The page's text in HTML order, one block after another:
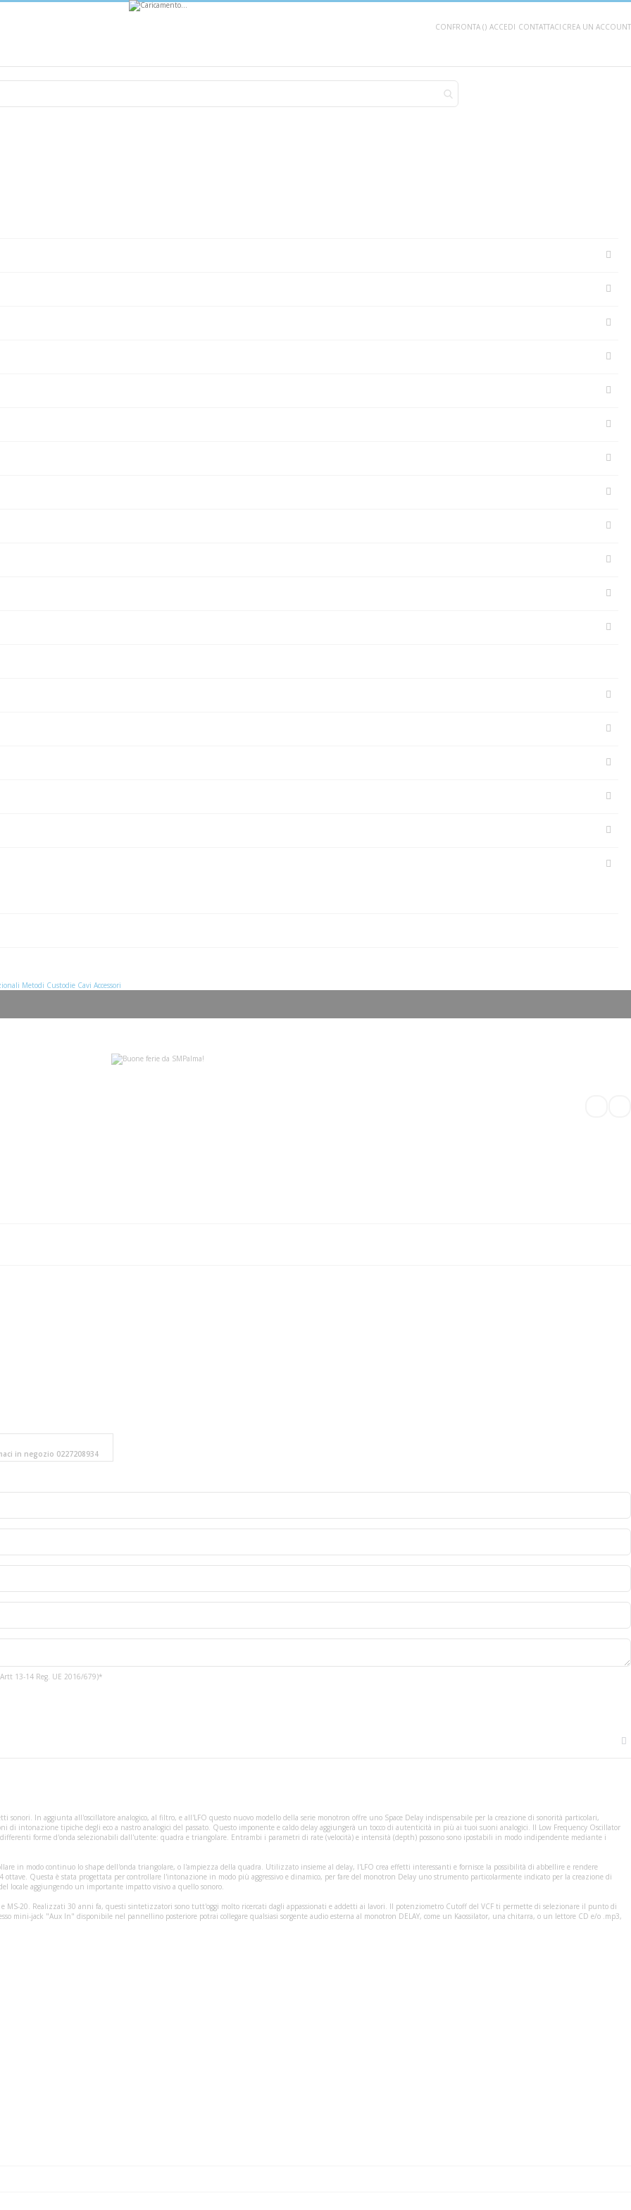
CONFRONTA () ACCEDI CONTATTACI CREA UN ACCOUNT
Metodi Custodie Cavi Accessori
in negozio 0227208934
13-14 Reg. UE 2016/679)*
In aggiunta all'oscillatore analogico, al filtro, e all'LFO questo nuovo modello della serie monotron offre uno Space Delay indispensabile per la creazione di sonorità particolari,
intonazione tipiche degli eco a nastro analogici del passato. Questo imponente e caldo delay aggiungerà un tocco di autenticità in più ai tuoi suoni analogici. Il Low Frequency Oscillator
forme d'onda selezionabili dall'utente: quadra e triangolare. Entrambi i parametri di rate (velocità) e intensità (depth) possono sono ipostabili in modo indipendente mediante i
in modo continuo lo shape dell'onda triangolare, o l'ampiezza della quadra. Utilizzato insieme al delay, l'LFO crea effetti interessanti e fornisce la possibilità di abbellire e rendere
Questa è stata progettata per controllare l'intonazione in modo più aggressivo e dinamico, per fare del monotron Delay uno strumento particolarmente indicato per la creazione di
locale aggiungendo un importante impatto visivo a quello sonoro.
e MS-20. Realizzati 30 anni fa, questi sintetizzatori sono tutt'oggi molto ricercati dagli appassionati e addetti ai lavori. Il potenziometro Cutoff del VCF ti permette di selezionare il punto di
mini-jack "Aux In" disponibile nel pannellino posteriore potrai collegare qualsiasi sorgente audio esterna al monotron DELAY, come un Kaossilator, una chitarra, o un lettore CD e/o .mp3,